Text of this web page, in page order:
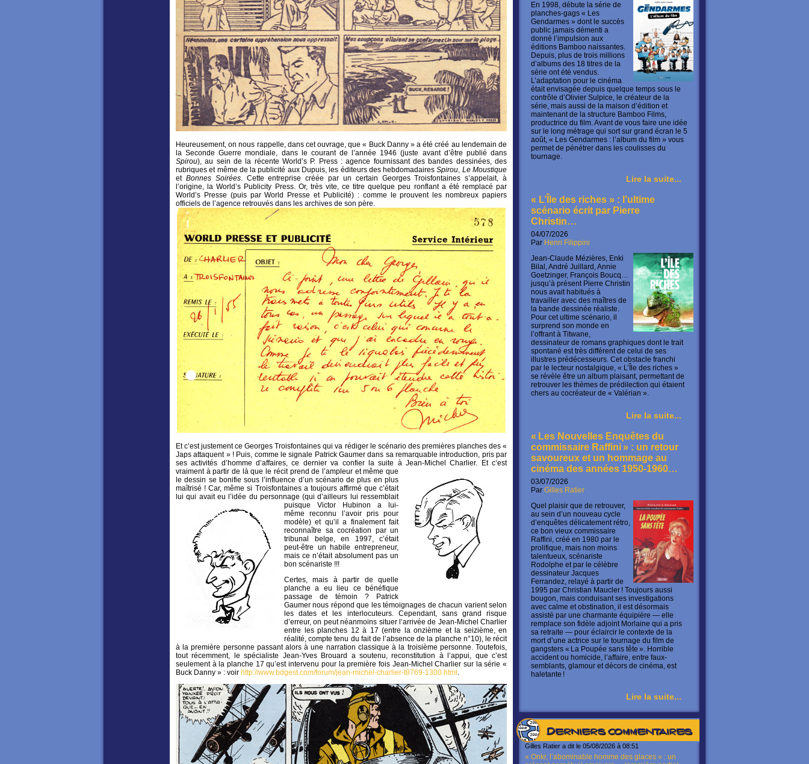
En 1998, débute la série de
planches-gags « Les
Gendarmes » dont le succès
public jamais démenti a
donné l’impulsion aux
éditions Bamboo naissantes.
Depuis, plus de trois millions
d’albums des 18 titres de la
série ont été vendus.
L’adaptation pour le cinéma
était envisagée depuis quelque temps sous le
contrôle d’Olivier Sulpice, le créateur de la
série, mais aussi de la maison d’édition et
maintenant de la structure Bamboo Films,
productrice du film. Avant de vous faire une idée
sur le long métrage qui sort sur grand écran le 5
août, « Les Gendarmes : l’album du film » vous
permet de pénétrer dans les coulisses du
tournage.
Lire la suite...
« L’Île des riches » : l’ultime
scénario écrit par Pierre
Christin…
04/07/2026
Par Henri Filippini
Jean-Claude Mézières, Enki
Bilal, André Juillard, Annie
Goetzinger, François Boucq…
jusqu’à présent Pierre Christin
nous avait habitués à
travailler avec des maîtres de
la bande dessinée réaliste.
Pour cet ultime scénario, il
surprend son monde en
l’offrant à Titwane,
dessinateur de romans graphiques dont le trait
spontané est très différent de celui de ses
illustres prédécesseurs. Cet obstacle franchi
par le lecteur nostalgique, « L’Île des riches »
se révèle être un album plaisant, permettant de
retrouver les thèmes de prédilection qui étaient
chers au cocréateur de « Valérian ».
Lire la suite...
« Les Nouvelles Enquêtes du
commissaire Raffini » : un retour
savoureux et un hommage au
cinéma des années 1950-1960…
03/07/2026
Par Gilles Ratier
Quel plaisir que de retrouver,
au sein d’un nouveau cycle
d’enquêtes délicatement rétro,
ce bon vieux commissaire
Raffini, créé en 1980 par le
prolifique, mais non moins
talentueux, scénariste
Rodolphe et par le célèbre
dessinateur Jacques
Ferrandez, relayé à partir de
1995 par Christian Maucler ! Toujours aussi
bougon, mais conduisant ses investigations
avec calme et obstination, il est désormais
assisté par une charmante équipière — elle
remplace son fidèle adjoint Morlaine qui a pris
sa retraite — pour éclaircir le contexte de la
mort d’une actrice sur le tournage du film de
gangsters « La Poupée sans tête ». Horrible
accident ou homicide, l’affaire, entre faux-
semblants, glamour et décors de cinéma, est
haletante !
Lire la suite...
Derniers commentaires
Gilles Ratier a dit le 05/08/2026 à 08:51
« Onkr, l’abominable homme des glaces » : un
Heureusement, on nous rappelle, dans cet ouvrage, que « Buck Danny » a été créé au lendemain de
la Seconde Guerre mondiale, dans le courant de l’année 1946 (juste avant d’être publié dans
Spirou), au sein de la récente World’s P. Press : agence fournissant des bandes dessinées, des
rubriques et même de la publicité aux Dupuis, les éditeurs des hebdomadairesSpirou, Le Moustique
et Bonnes Soirées. Cette entreprise créée par un certain Georges Troisfontaines s’appelait, à
l’origine, la World’s Publicity Press. Or, très vite, ce titre quelque peu ronflant a été remplacé par
World’s Presse (puis par World Presse et Publicité) : comme le prouvent les nombreux papiers
officiels de l’agence retrouvés dans les archives de son père.
Et c’est justement ce Georges Troisfontaines qui va rédiger le scénario des premières planches des «
Japs attaquent » ! Puis, comme le signale Patrick Gaumer dans sa remarquable introduction, pris par
ses activités d’homme d’affaires, ce dernier va confier la suite à Jean-Michel Charlier.
Et c’est
vraiment à partir de là que le récit prend de l’ampleur et même que
le dessin se bonifie sous l’influence d’un scénario de plus en plus
maîtrisé ! Car, même si Troisfontaines a toujours affirmé que c’était
lui qui avait eu l’idée du personnage (qui d’ailleurs lui ressemblait
puisque Victor Hubinon a lui-
même reconnu l’avoir pris pour
modèle) et qu’il a finalement fait
reconnaître sa cocréation par un
tribunal belge, en 1997, c’était
peut-être un habile entrepreneur,
mais ce n’était absolument pas un
bon scénariste !!!
Certes, mais à partir de quelle
planche a eu lieu ce bénéfique
passage de témoin ? Patrick
Gaumer nous répond que les témoignages de chacun varient selon
les dates et les interlocuteurs. Cependant, sans grand risque
d’erreur, on peut néanmoins situer l’arrivée de Jean-Michel Charlier
entre les planches 12 à 17 (entre la onzième et la seizième, en
réalité, compte tenu du fait de l’absence de la planche n°10), le récit
à la première personne passant alors à une narration classique à la troisième personne. Toutefois,
tout récemment, le spécialiste Jean-Yves Brouard a soutenu, reconstitution à l’appui, que c’est
seulement à la planche 17 qu’est intervenu pour la première fois Jean-Michel Charlier sur la série «
Buck Danny » : voir http://www.bdgest.com/forum/jean-michel-charlier-t8769-1300.html .